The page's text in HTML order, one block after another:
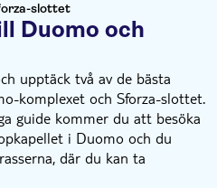
slottet
Duomo och
upptäck två av de bästa
komplexet och Sforza-slottet.
guide kommer du att besöka
i Duomo och du
där du kan ta
fantastiska utsikten över